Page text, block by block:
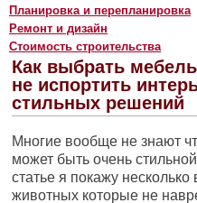
Планировка и перепланировка
Ремонт и дизайн
Стоимость строительства
Как выбрать
не испортить
стильных решений
Многие вообще не знают
может быть очень
статье я покажу
животных которые не